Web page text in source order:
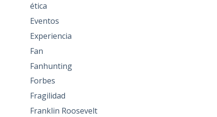
ética
Eventos
Experiencia
Fan
Fanhunting
Forbes
Fragilidad
Franklin Roosevelt